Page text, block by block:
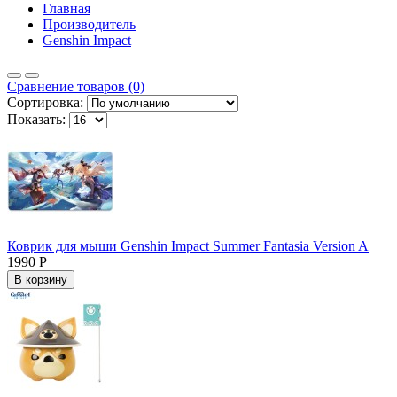
Главная
Производитель
Genshin Impact
Сравнение товаров (0)
Сортировка:
Показать:
Коврик для мыши Genshin Impact Summer Fantasia Version A
1990 Р
В корзину